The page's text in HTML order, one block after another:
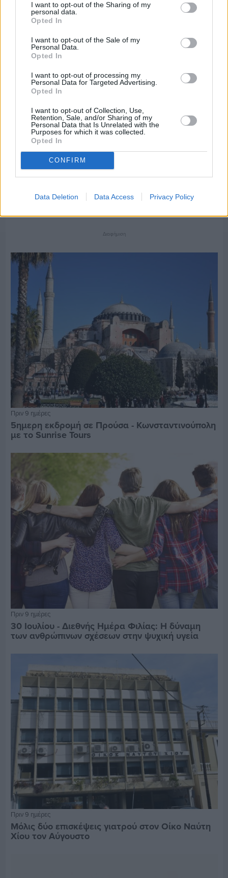
I want to opt-out of the Sharing of my
personal data.
Opted In
I want to opt-out of the Sale of my
Personal Data.
Opted In
I want to opt-out of processing my
Personal Data for Targeted Advertising.
Opted In
I want to opt-out of Collection, Use,
Retention, Sale, and/or Sharing of my
Personal Data that Is Unrelated with the
Purposes for which it was collected.
Opted In
CONFIRM
Data Deletion Data Access Privacy Policy
Πριν 9 ημέρες
Διακοπές ρεύματος: Συνασπισμό των
επιχειρήσεων προτείνει το Επιμελητήριο
Διαφήμιση
Πριν 9 ημέρες
5ημερη εκδρομή σε Προύσα - Κωνσταντινούπολη
με το Sunrise Tours
Πριν 9 ημέρες
30 Ιουλίου - Διεθνής Ημέρα Φιλίας: Η δύναμη
των ανθρώπινων σχέσεων στην ψυχική υγεία
Πριν 9 ημέρες
Μόλις δύο επισκέψεις γιατρού στον Οίκο Ναύτη
Χίου τον Αύγουστο